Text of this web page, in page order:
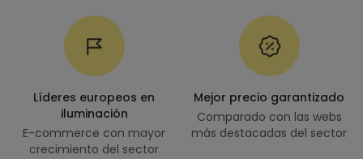
Líderes europeos en
iluminación
E-commerce con mayor
crecimiento del sector
Mejor precio garantizado
Comparado con las webs
más destacadas del sector